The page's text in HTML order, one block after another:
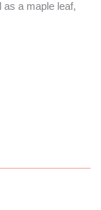
as a maple leaf,